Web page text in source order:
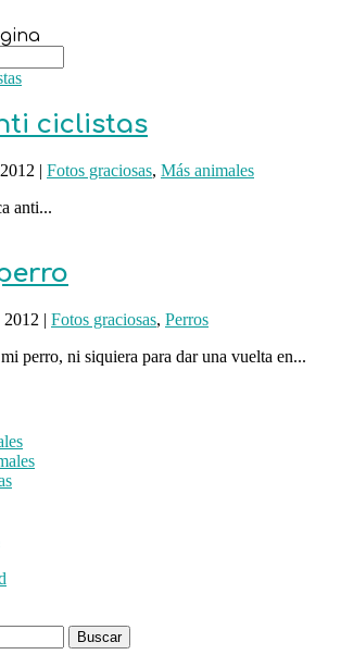
ciclistas
| Fotos graciosas, Más animales
anti...
| Fotos graciosas, Perros
perro, ni siquiera para dar una vuelta en...